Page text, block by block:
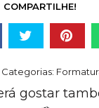
COMPARTILHE!
gostar